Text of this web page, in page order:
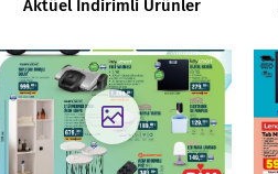
Aktüel İndirimli Ürünler